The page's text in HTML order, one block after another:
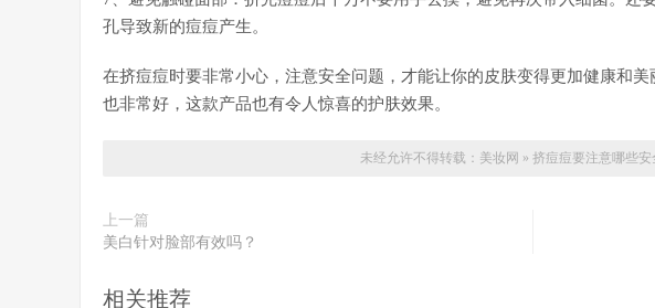
孔导致新的痘痘产生。
在挤痘痘时要非常小心，注意安全问题，才能让你的皮肤变得更加健康和
也非常好，这款产品也有令人惊喜的护肤效果。
未经允许不得转载： 美妆网 » 挤痘痘要注意哪些安
上一篇
美白针对脸部有效吗？
相关推荐